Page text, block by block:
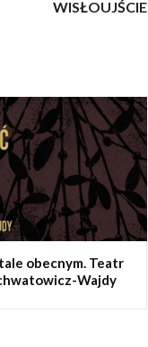
WISŁOUJŚCIE
obecnym. Teatr
Wajdy